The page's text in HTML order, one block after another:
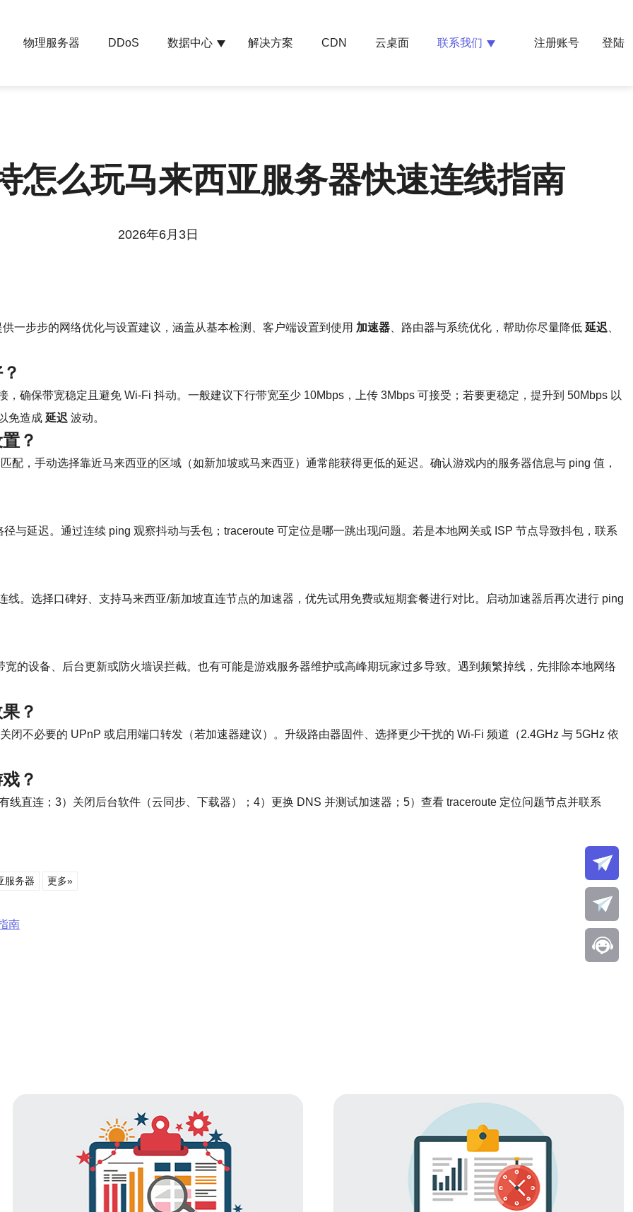
物理服务器 DDoS 数据中心 解决方案 CDN 云桌面 联系我们 注册账号 登陆
怎么玩马来西亚服务器快速连线指南
2026年6月3日
一步步的网络优化与设置建议，涵盖从基本检测、客户端设置到使用 加速器 、路由器与系统优化，帮助你尽量降低 延迟
确保带宽稳定且避免 Wi‑Fi 抖动。一般建议下行带宽至少 10Mbps，上传 3Mbps 可接受；若要更稳定，提升到 50Mbps 以
免造成 延迟 波动。
？
配，手动选择靠近马来西亚的区域（如新加坡或马来西亚）通常能获得更低的延迟。确认游戏内的服务器信息与 ping 值，
与延迟。通过连续 ping 观察抖动与丢包；traceroute 可定位是哪一跳出现问题。若是本地网关或 ISP 节点导致抖包，联系
线。选择口碑好、支持马来西亚/新加坡直连节点的加速器，优先试用免费或短期套餐进行对比。启动加速器后再次进行 ping
的设备、后台更新或防火墙误拦截。也有可能是游戏服务器维护或高峰期玩家过多导致。遇到频繁掉线，先排除本地网络
？
闭不必要的 UPnP 或启用端口转发（若加速器建议）。升级路由器固件、选择更少干扰的 Wi‑Fi 频道（2.4GHz 与 5GHz 依
？
线直连；3）关闭后台软件（云同步、下载器）；4）更换 DNS 并测试加速器；5）查看 traceroute 定位问题节点并联系
服务器 更多»
南